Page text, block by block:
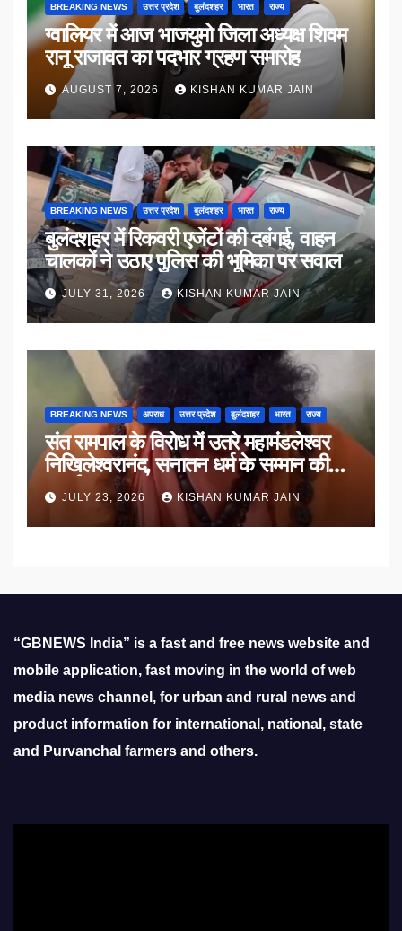
BREAKING NEWS उत्तर प्रदेश बुलंदशहर भारत राज्य
ग्वालियर में आज भाजयुमो जिला अध्यक्ष शिवम
रानू राजावत का पदभार ग्रहण समारोह
AUGUST 7, 2026 KISHAN KUMAR JAIN
BREAKING NEWS उत्तर प्रदेश बुलंदशहर भारत राज्य
बुलंदशहर में रिकवरी एजेंटों की दबंगई, वाहन
चालकों ने उठाए पुलिस की भूमिका पर सवाल
JULY 31, 2026 KISHAN KUMAR JAIN
BREAKING NEWS अपराध उत्तर प्रदेश बुलंदशहर भारत राज्य
संत रामपाल के विरोध में उतरे महामंडलेश्वर
निखिलेश्वरानंद, सनातन धर्म के सम्मान की
उठाई मांग
JULY 23, 2026 KISHAN KUMAR JAIN
“GBNEWS India” is a fast and free news website and
mobile application, fast moving in the world of web
media news channel, for urban and rural news and
product information for international, national, state
and Purvanchal farmers and others.